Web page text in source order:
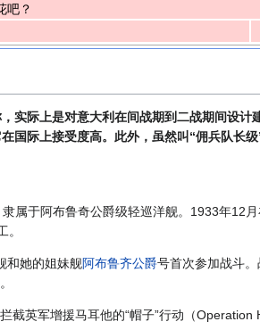
吧？
实际上是对意大利在间战期到二战期间设
国际上接受度高。此外，虽然叫“佣兵队长
属于阿布鲁奇公爵级轻巡洋舰。1933年12
和她的姐妹舰阿布鲁齐公爵号首次参加战斗
截英军增援马耳他的“帽子”行动（Operation